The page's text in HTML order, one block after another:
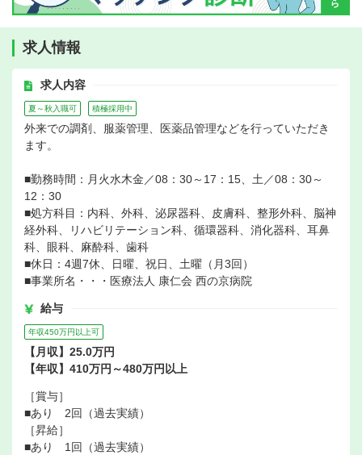
求人情報
求人内容
夏～秋入職可 積極採用中
外来での調剤、服薬管理、医薬品管理などを行っていただき
ます。
■勤務時間：月火水木金／08：30～17：15、土／08：30～
12：30
■処方科目：内科、外科、泌尿器科、皮膚科、整形外科、脳神
経外科、リハビリテーション科、循環器科、消化器科、耳鼻
科、眼科、麻酔科、歯科
■休日：4週7休、日曜、祝日、土曜（月3回）
■事業所名・・・医療法人 康仁会 西の京病院
給与
年収450万円以上可
【月収】25.0万円
【年収】410万円～480万円以上
［賞与］
■あり 2回（過去実績）
［昇給］
■あり 1回（過去実績）